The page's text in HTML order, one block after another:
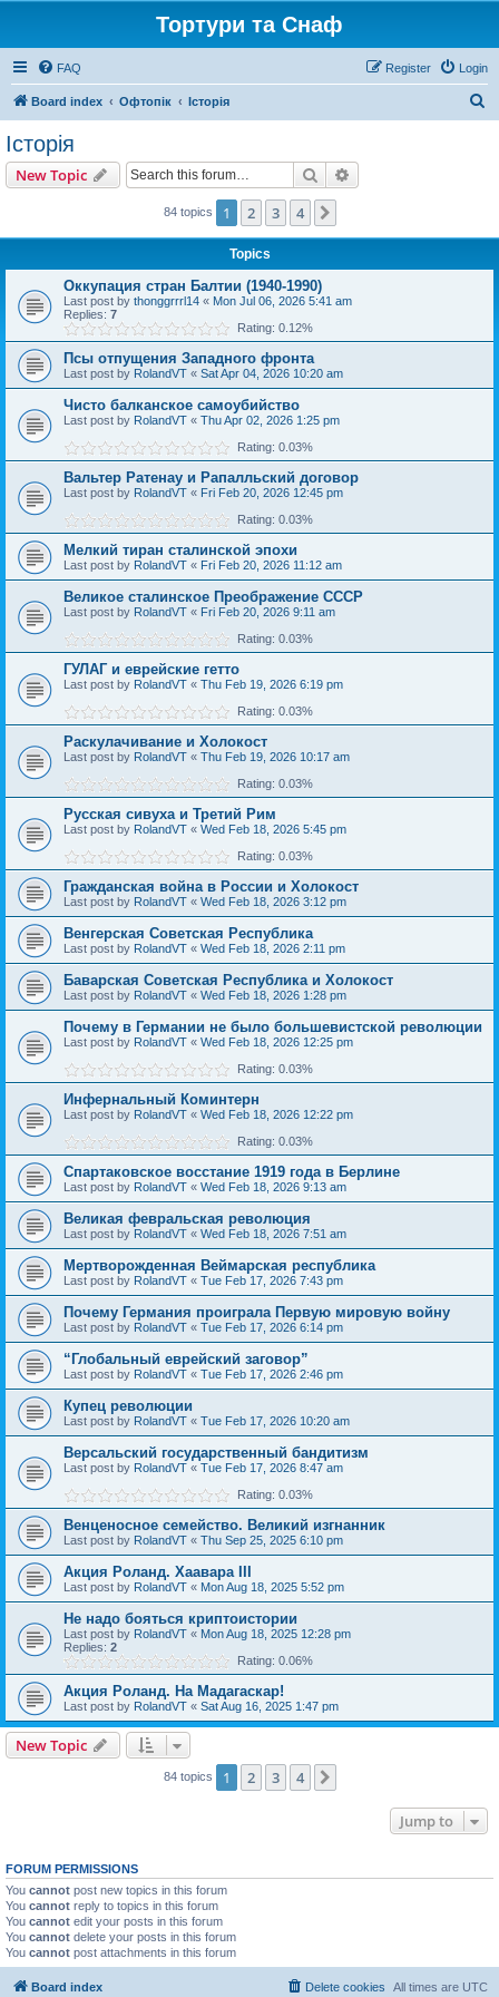
Тортури та Снаф
FAQ Login
Register
Board index Офтопік Історія
Історія
New Topic Search
84 topics 1 2 3 4
Topics
Оккупация стран Балтии (1940-1990)
Last post by thonggrrrl14 « Mon Jul 06, 2026 5:41 am
Replies: 7
Rating: 0.12%
Псы отпущения Западного фронта
Last post by RolandVT « Sat Apr 04, 2026 10:20 am
Чисто балканское самоубийство
Last post by RolandVT « Thu Apr 02, 2026 1:25 pm
Rating: 0.03%
Вальтер Ратенау и Рапалльский договор
Last post by RolandVT « Fri Feb 20, 2026 12:45 pm
Rating: 0.03%
Мелкий тиран сталинской эпохи
Last post by RolandVT « Fri Feb 20, 2026 11:12 am
Великое сталинское Преображение СССР
Last post by RolandVT « Fri Feb 20, 2026 9:11 am
Rating: 0.03%
ГУЛАГ и еврейские гетто
Last post by RolandVT « Thu Feb 19, 2026 6:19 pm
Rating: 0.03%
Раскулачивание и Холокост
Last post by RolandVT « Thu Feb 19, 2026 10:17 am
Rating: 0.03%
Русская сивуха и Третий Рим
Last post by RolandVT « Wed Feb 18, 2026 5:45 pm
Rating: 0.03%
Гражданская война в России и Холокост
Last post by RolandVT « Wed Feb 18, 2026 3:12 pm
Венгерская Советская Республика
Last post by RolandVT « Wed Feb 18, 2026 2:11 pm
Баварская Советская Республика и Холокост
Last post by RolandVT « Wed Feb 18, 2026 1:28 pm
Почему в Германии не было большевистской революции
Last post by RolandVT « Wed Feb 18, 2026 12:25 pm
Rating: 0.03%
Инфернальный Коминтерн
Last post by RolandVT « Wed Feb 18, 2026 12:22 pm
Rating: 0.03%
Спартаковское восстание 1919 года в Берлине
Last post by RolandVT « Wed Feb 18, 2026 9:13 am
Великая февральская революция
Last post by RolandVT « Wed Feb 18, 2026 7:51 am
Мертворожденная Веймарская республика
Last post by RolandVT « Tue Feb 17, 2026 7:43 pm
Почему Германия проиграла Первую мировую войну
Last post by RolandVT « Tue Feb 17, 2026 6:14 pm
“Глобальный еврейский заговор”
Last post by RolandVT « Tue Feb 17, 2026 2:46 pm
Купец революции
Last post by RolandVT « Tue Feb 17, 2026 10:20 am
Версальский государственный бандитизм
Last post by RolandVT « Tue Feb 17, 2026 8:47 am
Rating: 0.03%
Венценосное семейство. Великий изгнанник
Last post by RolandVT « Thu Sep 25, 2025 6:10 pm
Акция Роланд. Хаавара III
Last post by RolandVT « Mon Aug 18, 2025 5:52 pm
Не надо бояться криптоистории
Last post by RolandVT « Mon Aug 18, 2025 12:28 pm
Replies: 2
Rating: 0.06%
Акция Роланд. На Мадагаскар!
Last post by RolandVT « Sat Aug 16, 2025 1:47 pm
New Topic
84 topics 1 2 3 4
Jump to
FORUM PERMISSIONS
You cannot post new topics in this forum
You cannot reply to topics in this forum
You cannot edit your posts in this forum
You cannot delete your posts in this forum
You cannot post attachments in this forum
Board index All times are UTC
Delete cookies